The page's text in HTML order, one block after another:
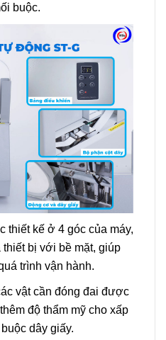
buộc.
thiết kế ở 4 góc của máy,
bị với bề mặt, giúp
trình vận hành.
vật cần đóng đai được
độ thẩm mỹ cho xấp
dây giấy.